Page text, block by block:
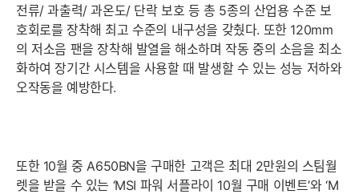
전류/ 과출력/ 과온도/ 단락 보호 등 총 5종의 산업용 수준 보
호회로를 장착해 최고 수준의 내구성을 갖췄다. 또한 120mm
의 저소음 팬을 장착해 발열을 해소하며 작동 중의 소음을 최소
화하여 장기간 시스템을 사용할 때 발생할 수 있는 성능 저하와
오작동을 예방한다.
또한 10월 중 A650BN을 구매한 고객은 최대 2만원의 스팀월
렛을 받을 수 있는 ‘MSI 파워 서플라이 10월 구매 이벤트’와 ‘M